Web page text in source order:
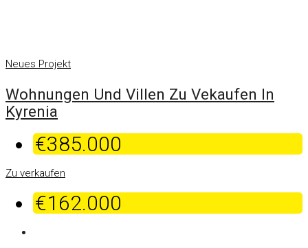
Neues Projekt
Wohnungen Und Villen Zu Vekaufen In
Kyrenia
€385.000
Zu verkaufen
€162.000